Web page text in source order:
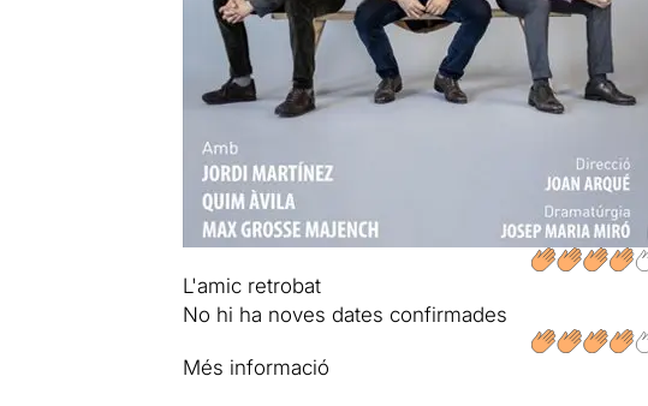
L'amic retrobat
No hi ha noves dates confirmades
Més informació